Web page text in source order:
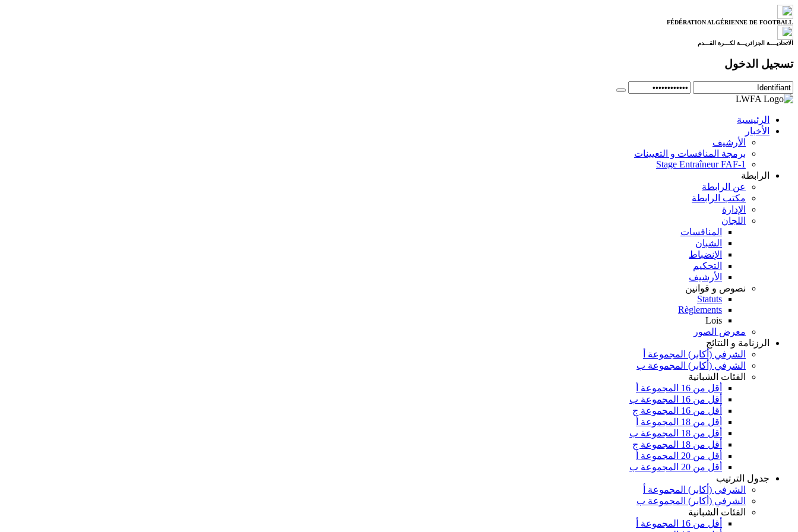
FÉDÉRATION ALGÉRIENNE DE FOOTBALL
الاتحاديــــة الجزائريـــة لكـــرة القـــدم
تسجيل الدخول
الرئيسية
الأخبار
الأرشيف
برمجة المنافسات و التعيينات
Stage Entraîneur FAF-1
الرابطة
عن الرابطة
مكتب الرابطة
الإدارة
اللجان
المنافسات
الشبان
الإنضباط
التحكيم
الأرشيف
نصوص و قوانين
Statuts
Règlements
Lois
معرض الصور
الرزنامة و النتائج
الشرفي (أكابر) المجموعة أ
الشرفي (أكابر) المجموعة ب
الفئات الشبانية
أقل من 16 المجموعة أ
أقل من 16 المجموعة ب
أقل من 16 المجموعة ج
أقل من 18 المجموعة أ
أقل من 18 المجموعة ب
أقل من 18 المجموعة ج
أقل من 20 المجموعة أ
أقل من 20 المجموعة ب
جدول الترتيب
الشرفي (أكابر) المجموعة أ
الشرفي (أكابر) المجموعة ب
الفئات الشبانية
أقل من 16 المجموعة أ